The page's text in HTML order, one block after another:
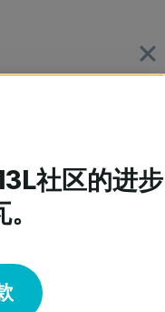
息，请发送电子
社区的进步